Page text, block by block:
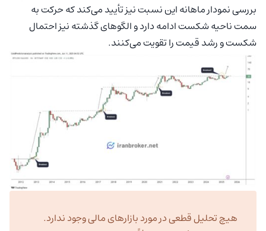
بررسی نمودار ماهانه این نسبت نیز تأیید می‌کند که حرکت به
سمت ناحیه شکست ادامه دارد و الگوهای گذشته نیز احتمال
شکست و رشد قیمت را تقویت می‌کنند.
هیچ تحلیل قطعی در مورد بازارهای مالی وجود ندارد.